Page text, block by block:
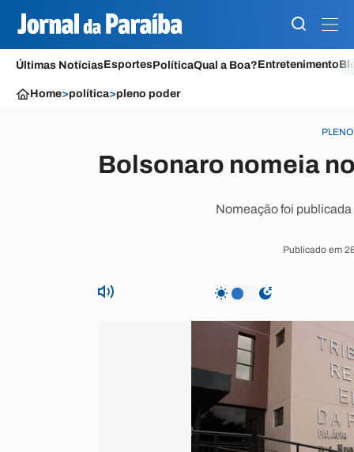
Últimas NotíciasEsportesPolíticaQual a Boa?Entretenimento
Home>política>pleno poder
Bolsonaro nomeia
Nomeação foi
Publicado em